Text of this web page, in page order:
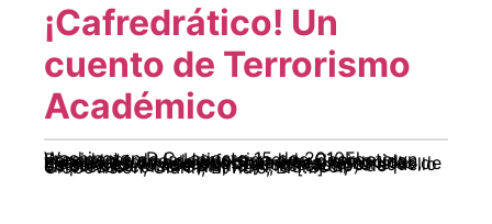
¡Cafredrático! Un
cuento de Terrorismo
Académico
Washington D.C., agosto 15 de 2010El Presidente de la Universidad de Georgetown tiene el agrado de informar a su distinguida clientela, formada por dictadores, genocidas, violadores de derechos humanos, terroristas de Estado, torturadores y periodistas (por aquello de ser sicarios de pluma y micrófono) de empresas como CNN, RCN, Caracol, Globovisión, Clarín, El País, El […]